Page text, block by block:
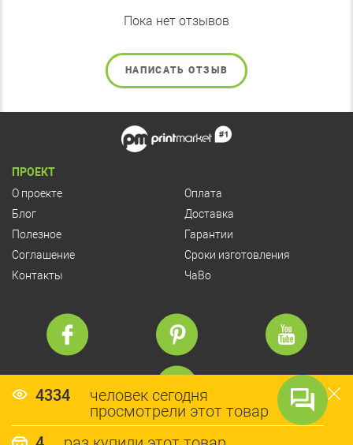
Пока нет отзывов
НАПИСАТЬ ОТЗЫВ
4334
человек сегодня
просмотрели этот товар
ПРОЕКТ
О проекте
Блог
Полезное
Соглашение
Контакты
Оплата
Доставка
Гарантии
Сроки изготовления
ЧаВо